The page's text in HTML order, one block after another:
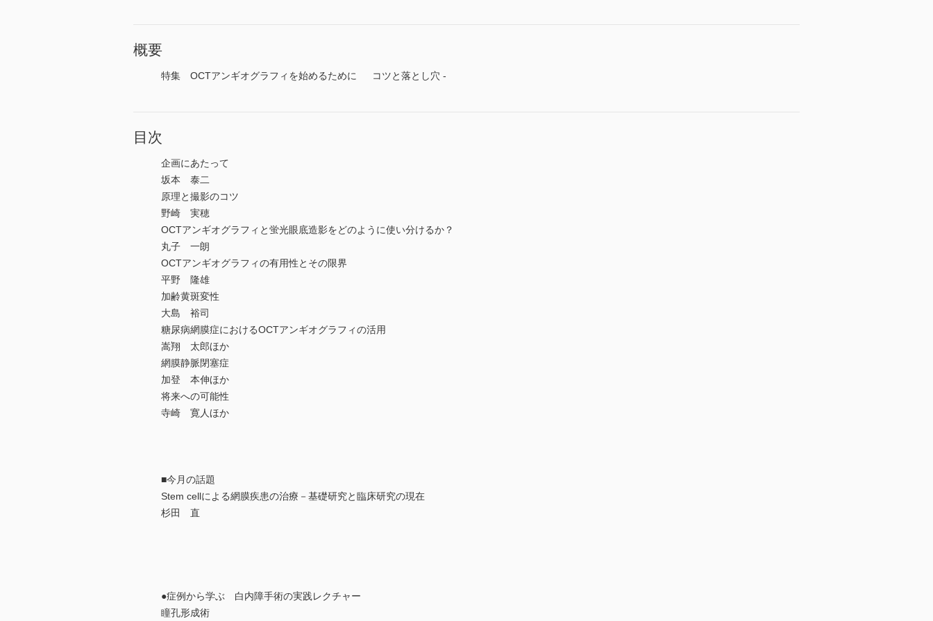
概要
特集 OCTアンギオグラフィを始めるために コツと落とし穴 -
目次
企画にあたって
坂本 泰二
原理と撮影のコツ
野崎 実穂
OCTアンギオグラフィと蛍光眼底造影をどのように使い分けるか？
丸子 一朗
OCTアンギオグラフィの有用性とその限界
平野 隆雄
加齢黄斑変性
大島 裕司
糖尿病網膜症におけるOCTアンギオグラフィの活用
嵩翔 太郎ほか
網膜静脈閉塞症
加登 本伸ほか
将来への可能性
寺崎 寛人ほか
■今月の話題
Stem cellによる網膜疾患の治療－基礎研究と臨床研究の現在
杉田 直
●症例から学ぶ 白内障手術の実践レクチャー
瞳孔形成術